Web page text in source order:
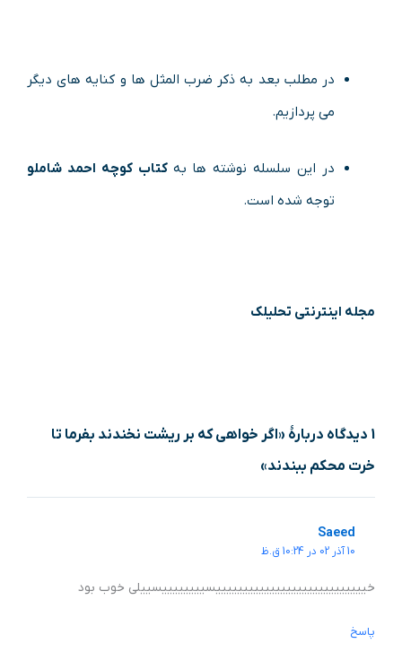
در مطلب بعد به ذکر ضرب المثل ها و کنایه های دیگر
می پردازیم.
در این سلسله نوشته ها به کتاب کوچه احمد شاملو
توجه شده است.
مجله اینترنتی تحلیلک
1 دیدگاه دربارهٔ «اگر خواهی که بر ریشت نخندند بفرما تا
خرت محکم ببندند»
Saeed
10 آذر 02 در 10:24 ق.ظ
خییییییییییییییییییییییییییییسییییییییسییلی خوب بود
پاسخ